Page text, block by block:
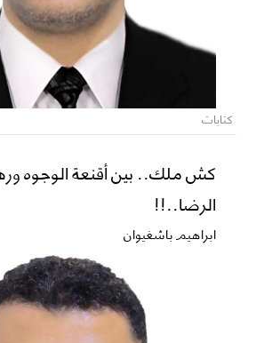
كتابات
كش ملك.. بين أقنعة الوجوه
الرضا..!!
ابراهيم باشغيوان